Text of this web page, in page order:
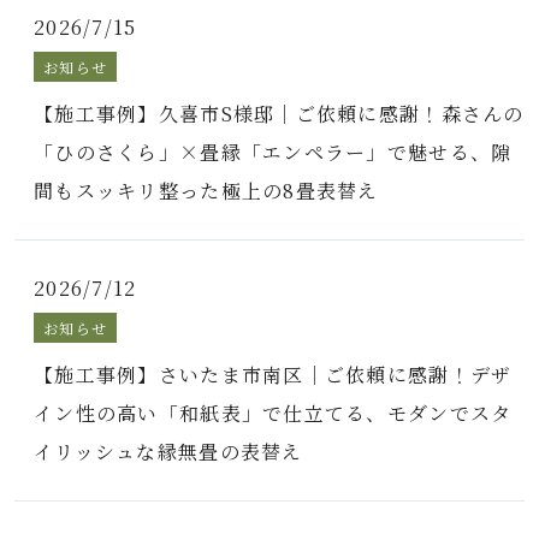
2026/7/15
お知らせ
【施工事例】久喜市S様邸｜ご依頼に感謝！森さんの
「ひのさくら」×畳縁「エンペラー」で魅せる、隙
間もスッキリ整った極上の8畳表替え
2026/7/12
お知らせ
【施工事例】さいたま市南区｜ご依頼に感謝！デザ
イン性の高い「和紙表」で仕立てる、モダンでスタ
イリッシュな縁無畳の表替え